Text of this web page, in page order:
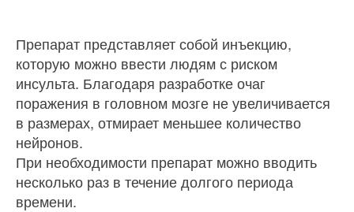
Препарат представляет собой инъекцию,
которую можно ввести людям с риском
инсульта. Благодаря разработке очаг
поражения в головном мозге не увеличивается
в размерах, отмирает меньшее количество
нейронов.
При необходимости препарат можно вводить
несколько раз в течение долгого периода
времени.